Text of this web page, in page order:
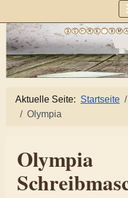
Aktuelle Seite: Startseite
Olympia
Olympia